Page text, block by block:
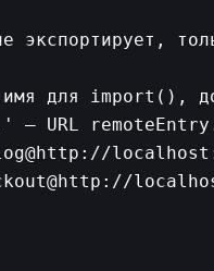
экспортирует,
для import(),
— URL